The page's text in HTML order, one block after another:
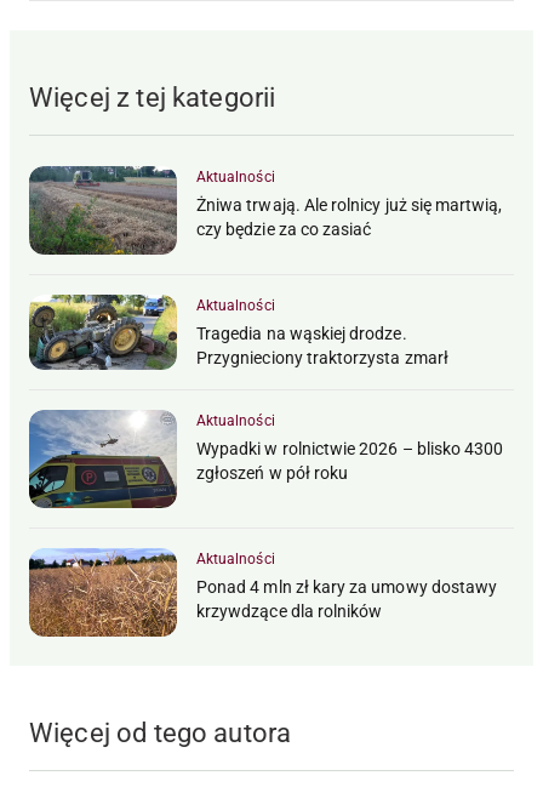
Więcej z tej kategorii
Aktualności
Żniwa trwają. Ale rolnicy już się martwią,
czy będzie za co zasiać
Aktualności
Tragedia na wąskiej drodze.
Przygnieciony traktorzysta zmarł
Aktualności
Wypadki w rolnictwie 2026 – blisko 4300
zgłoszeń w pół roku
Aktualności
Ponad 4 mln zł kary za umowy dostawy
krzywdzące dla rolników
Więcej od tego autora